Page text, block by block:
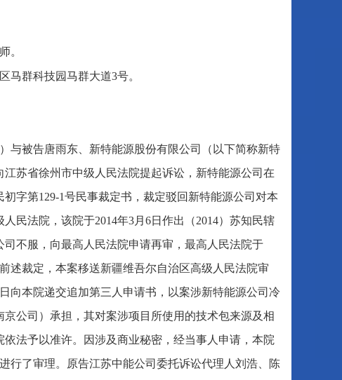
。
马群科技园马群大道3号。
与被告唐雨东、新特能源股份有限公司（以下简称新特
江苏省徐州市中级人民法院提起诉讼，新特能源公司在
字第129-1号民事裁定书，裁定驳回新特能源公司对本
民法院，该院于2014年3月6日作出（2014）苏知民辖
不服，向最高人民法院申请再审，最高人民法院于
述裁定，本案移送新疆维吾尔自治区高级人民法院审
向本院递交追加第三人申请书，以案涉新特能源公司冷
公司）承担，其对案涉项目所使用的技术包来源及相
法予以准许。因涉及商业秘密，经当事人申请，本院
行了审理。原告江苏中能公司委托诉讼代理人刘浩、陈